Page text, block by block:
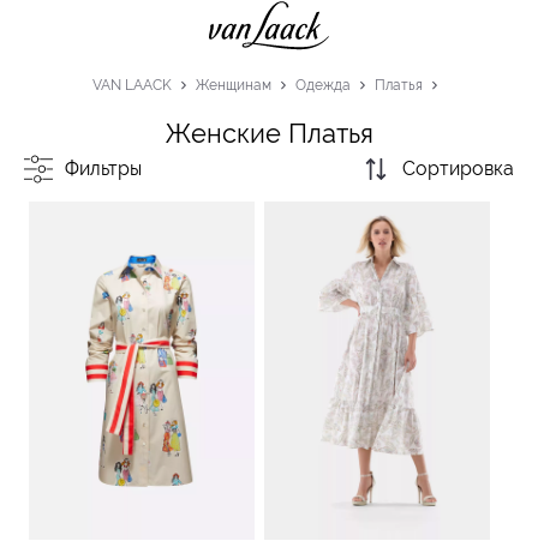
VAN LAACK Женщинам Одежда Платья
Женские Платья
Фильтры Сортировка